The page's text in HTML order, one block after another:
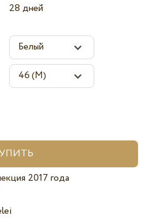
28 дней
2017 года